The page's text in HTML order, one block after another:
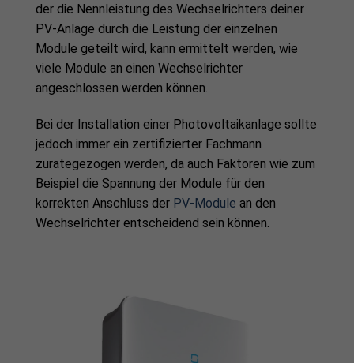
der die Nennleistung des Wechselrichters deiner
PV-Anlage durch die Leistung der einzelnen
Module geteilt wird, kann ermittelt werden, wie
viele Module an einen Wechselrichter
angeschlossen werden können.
Bei der Installation einer Photovoltaikanlage sollte
jedoch immer ein zertifizierter Fachmann
zurategezogen werden, da auch Faktoren wie zum
Beispiel die Spannung der Module für den
korrekten Anschluss der PV-Module an den
Wechselrichter entscheidend sein können.